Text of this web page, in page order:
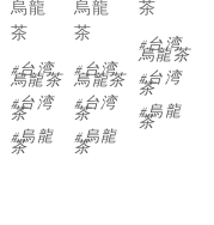
烏龍
茶
台湾
烏龍茶
台湾
茶
烏龍
茶
烏龍
茶
台湾
烏龍茶
台湾
茶
烏龍
茶
茶
台湾
烏龍茶
台湾
茶
烏龍
茶